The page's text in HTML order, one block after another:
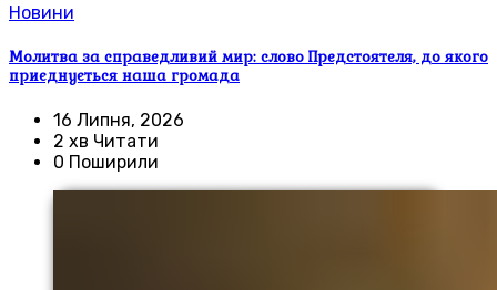
Новини
Молитва за справедливий мир: слово Предстоятеля, до якого
приєднується наша громада
16 Липня, 2026
2 хв Читати
0 Поширили